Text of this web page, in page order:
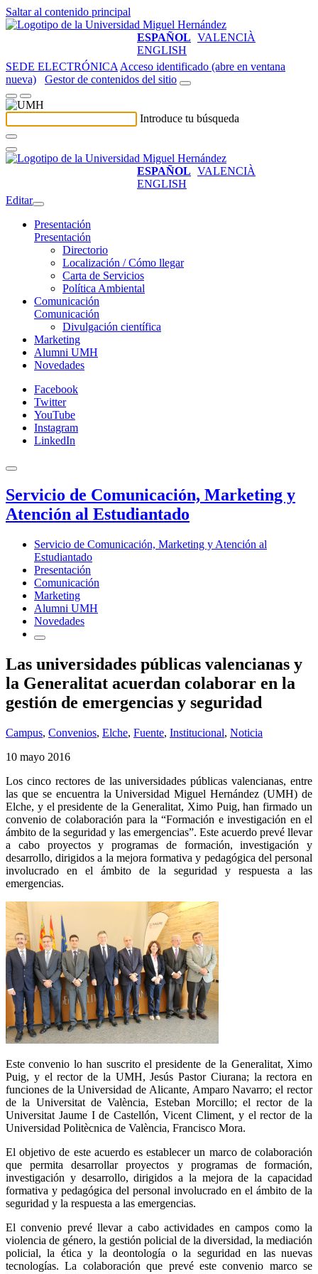
Saltar al contenido principal
ESPAÑOL VALENCIÀ
ENGLISH
SEDE ELECTRÓNICA Acceso identificado (abre en ventana
nueva)
Gestor de contenidos del sitio
Introduce tu búsqueda
ESPAÑOL VALENCIÀ
ENGLISH
Editar
Presentación
Presentación
Directorio
Localización / Cómo llegar
Carta de Servicios
Política Ambiental
Comunicación
Comunicación
Divulgación científica
Marketing
Alumni UMH
Novedades
Facebook
Twitter
YouTube
Instagram
LinkedIn
Servicio de Comunicación, Marketing y
Atención al Estudiantado
Servicio de Comunicación, Marketing y Atención al
Estudiantado
Presentación
Comunicación
Marketing
Alumni UMH
Novedades
Las universidades públicas valencianas y
la Generalitat acuerdan colaborar en la
gestión de emergencias y seguridad
Campus, Convenios, Elche, Fuente, Institucional, Noticia
10 mayo 2016
Los cinco rectores de las universidades públicas valencianas, entre
las que se encuentra la Universidad Miguel Hernández (UMH) de
Elche, y el presidente de la Generalitat, Ximo Puig, han firmado un
convenio de colaboración para la “Formación e investigación en el
ámbito de la seguridad y las emergencias”. Este acuerdo prevé llevar
a cabo proyectos y programas de formación, investigación y
desarrollo, dirigidos a la mejora formativa y pedagógica del personal
involucrado en el ámbito de la seguridad y respuesta a las
emergencias.
Este convenio lo han suscrito el presidente de la Generalitat, Ximo
Puig, y el rector de la UMH, Jesús Pastor Ciurana; la rectora en
funciones de la Universidad de Alicante, Amparo Navarro; el rector
de la Universitat de València, Esteban Morcillo; el rector de la
Universitat Jaume I de Castellón, Vicent Climent, y el rector de la
Universidad Politècnica de València, Francisco Mora.
El objetivo de este acuerdo es establecer un marco de colaboración
que permita desarrollar proyectos y programas de formación,
investigación y desarrollo, dirigidos a la mejora de la capacidad
formativa y pedagógica del personal involucrado en el ámbito de la
seguridad y la respuesta a las emergencias.
El convenio prevé llevar a cabo actividades en campos como la
violencia de género, la gestión policial de la diversidad, la mediación
policial, la ética y la deontología o la seguridad en las nuevas
tecnologías. La colaboración que prevé este convenio marco se